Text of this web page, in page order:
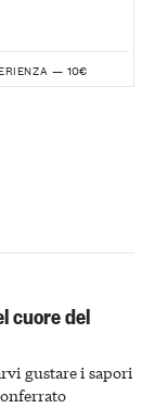
— 10€
cuore del
gustare i sapori